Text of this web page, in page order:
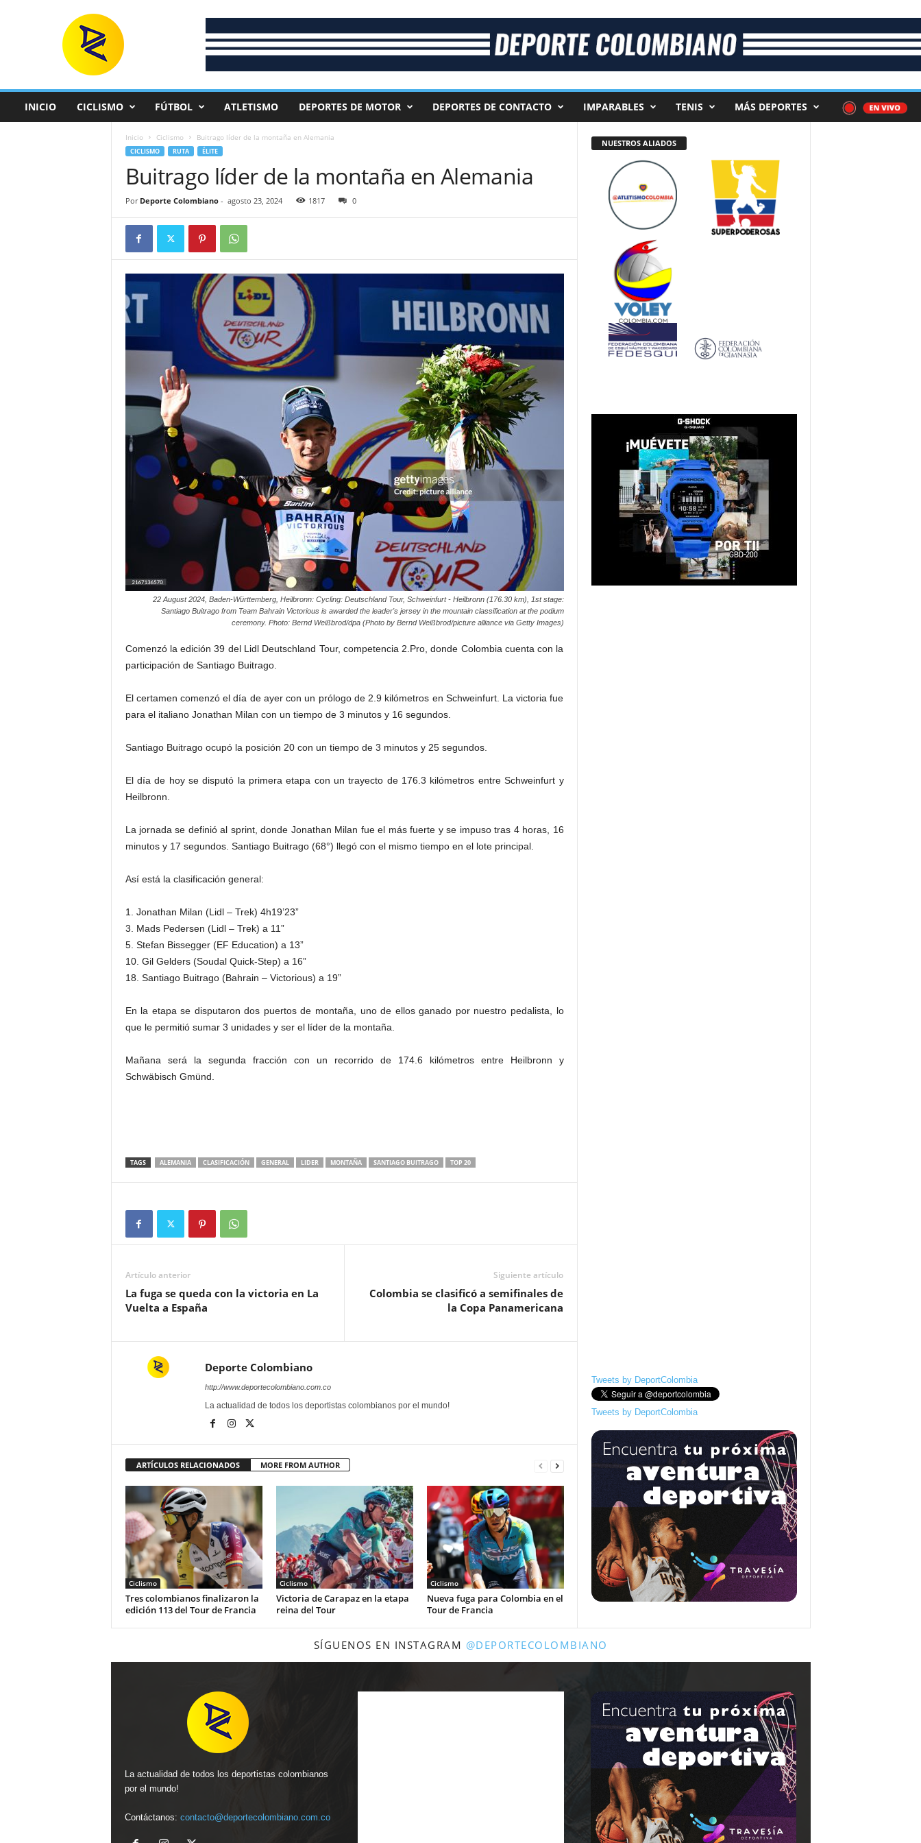
INICIO CICLISMO FÚTBOL ATLETISMO DEPORTES DE MOTOR DEPORTES DE CONTACTO IMPARABLES TENIS MÁS DEPORTES
Inicio Ciclismo Buitrago líder de la montaña en Alemania
CICLISMO RUTA ÉLITE
Buitrago líder de la montaña en Alemania
Por Deporte Colombiano- agosto 23, 2024 1817 0
22 August 2024, Baden-Württemberg, Heilbronn: Cycling: Deutschland Tour, Schweinfurt - Heilbronn (176.30 km), 1st stage:
Santiago Buitrago from Team Bahrain Victorious is awarded the leader's jersey in the mountain classification at the podium
ceremony. Photo: Bernd Weißbrod/dpa (Photo by Bernd Weißbrod/picture alliance via Getty Images)
Comenzó la edición 39 del Lidl Deutschland Tour, competencia 2.Pro, donde Colombia cuenta con la
participación de Santiago Buitrago.
El certamen comenzó el día de ayer con un prólogo de 2.9 kilómetros en Schweinfurt. La victoria fue
para el italiano Jonathan Milan con un tiempo de 3 minutos y 16 segundos.
Santiago Buitrago ocupó la posición 20 con un tiempo de 3 minutos y 25 segundos.
El día de hoy se disputó la primera etapa con un trayecto de 176.3 kilómetros entre Schweinfurt y
Heilbronn.
La jornada se definió al sprint, donde Jonathan Milan fue el más fuerte y se impuso tras 4 horas, 16
minutos y 17 segundos. Santiago Buitrago (68°) llegó con el mismo tiempo en el lote principal.
Así está la clasificación general:
1. Jonathan Milan (Lidl – Trek) 4h19’23”
3. Mads Pedersen (Lidl – Trek) a 11”
5. Stefan Bissegger (EF Education) a 13”
10. Gil Gelders (Soudal Quick-Step) a 16”
18. Santiago Buitrago (Bahrain – Victorious) a 19”
En la etapa se disputaron dos puertos de montaña, uno de ellos ganado por nuestro pedalista, lo
que le permitió sumar 3 unidades y ser el líder de la montaña.
Mañana será la segunda fracción con un recorrido de 174.6 kilómetros entre Heilbronn y
Schwäbisch Gmünd.
TAGS ALEMANIA CLASIFICACIÓN GENERAL LIDER MONTAÑA SANTIAGO BUITRAGO TOP 20
Artículo anterior
La fuga se queda con la victoria en La
Vuelta a España
Siguiente artículo
Colombia se clasificó a semifinales de
la Copa Panamericana
Deporte Colombiano
http://www.deportecolombiano.com.co
La actualidad de todos los deportistas colombianos por el mundo!
ARTÍCULOS RELACIONADOS MORE FROM AUTHOR
Ciclismo
Tres colombianos finalizaron la
edición 113 del Tour de Francia
Ciclismo
Victoria de Carapaz en la etapa
reina del Tour
Ciclismo
Nueva fuga para Colombia en el
Tour de Francia
NUESTROS ALIADOS
Tweets by DeportColombia
Tweets by DeportColombia
SÍGUENOS EN INSTAGRAM @DEPORTECOLOMBIANO
La actualidad de todos los deportistas colombianos
por el mundo!
Contáctanos: contacto@deportecolombiano.com.co